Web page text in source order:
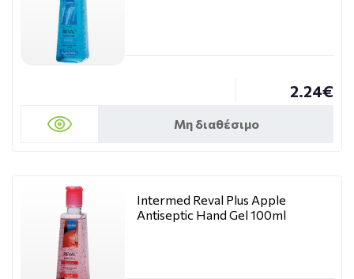
2.24€
Μη διαθέσιμο
Intermed Reval Plus Apple
Antiseptic Hand Gel 100ml